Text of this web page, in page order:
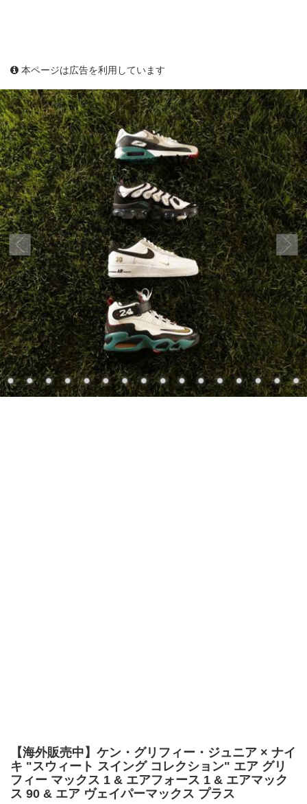
本ページは広告を利用しています
【海外販売中】ケン・グリフィー・ジュニア × ナイ
キ "スウィート スイング コレクション" エア グリ
フィー マックス 1 & エアフォース 1 & エアマック
ス 90 & エア ヴェイパーマックス プラス